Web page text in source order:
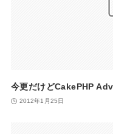
今更だけどCakePHP
2012年1月25日